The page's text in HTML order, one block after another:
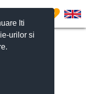
Iti
urilor si
0
ne